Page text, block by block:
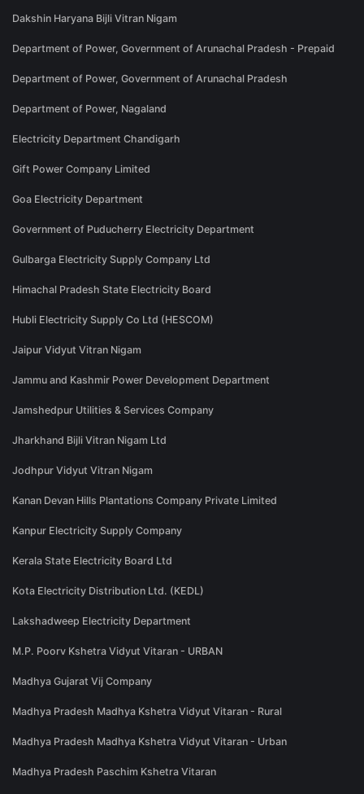
Dakshin Haryana Bijli Vitran Nigam
Department of Power, Government of Arunachal Pradesh - Prepaid
Department of Power, Government of Arunachal Pradesh
Department of Power, Nagaland
Electricity Department Chandigarh
Gift Power Company Limited
Goa Electricity Department
Government of Puducherry Electricity Department
Gulbarga Electricity Supply Company Ltd
Himachal Pradesh State Electricity Board
Hubli Electricity Supply Co Ltd (HESCOM)
Jaipur Vidyut Vitran Nigam
Jammu and Kashmir Power Development Department
Jamshedpur Utilities & Services Company
Jharkhand Bijli Vitran Nigam Ltd
Jodhpur Vidyut Vitran Nigam
Kanan Devan Hills Plantations Company Private Limited
Kanpur Electricity Supply Company
Kerala State Electricity Board Ltd
Kota Electricity Distribution Ltd. (KEDL)
Lakshadweep Electricity Department
M.P. Poorv Kshetra Vidyut Vitaran - URBAN
Madhya Gujarat Vij Company
Madhya Pradesh Madhya Kshetra Vidyut Vitaran - Rural
Madhya Pradesh Madhya Kshetra Vidyut Vitaran - Urban
Madhya Pradesh Paschim Kshetra Vitaran